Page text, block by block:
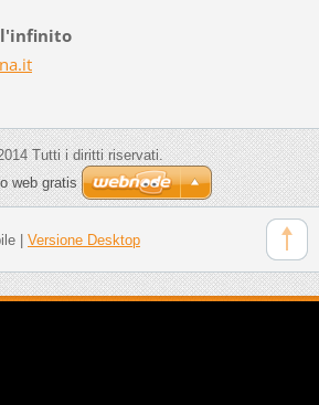
l'infinito
Tutti i diritti riservati.
web gratis
| Versione Desktop